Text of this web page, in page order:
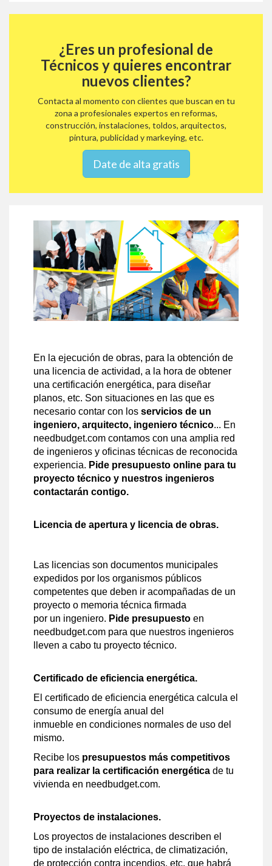
¿Eres un profesional de
Técnicos y quieres encontrar
nuevos clientes?
Contacta al momento con clientes que buscan en tu
zona a profesionales expertos en reformas,
construcción, instalaciones, toldos, arquitectos,
pintura, publicidad y markeying, etc.
Date de alta gratis
En la ejecución de obras, para la obtención de
una licencia de actividad, a la hora de obtener
una certificación energética, para diseñar
planos, etc. Son situaciones en las que es
necesario contar con los servicios de un
ingeniero, arquitecto, ingeniero técnico... En
needbudget.com contamos con una amplia red
de ingenieros y oficinas técnicas de reconocida
experiencia. Pide presupuesto online para tu
proyecto técnico y nuestros ingenieros
contactarán contigo.
Licencia de apertura y licencia de obras.
Las licencias son documentos municipales
expedidos por los organismos públicos
competentes que deben ir acompañadas de un
proyecto o memoria técnica firmada
por un ingeniero. Pide presupuesto en
needbudget.com para que nuestros ingenieros
lleven a cabo tu proyecto técnico.
Certificado de eficiencia energética.
El certificado de eficiencia energética calcula el
consumo de energía anual del
inmueble en condiciones normales de uso del
mismo.
Recibe los presupuestos más competitivos
para realizar la certificación energética de tu
vivienda en needbudget.com.
Proyectos de instalaciones.
Los proyectos de instalaciones describen el
tipo de instalación eléctrica, de climatización,
de protección contra incendios, etc. que habrá